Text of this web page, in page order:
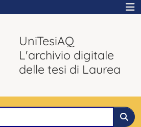
UniTesiAQ
L'archivio digitale
delle tesi di Laurea